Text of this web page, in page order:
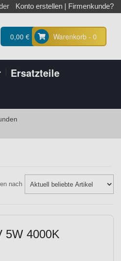
Konto erstellen | Firmenkunde?
0,00 € Warenkorb - 0
Ersatzteile
nach
5W 4000K